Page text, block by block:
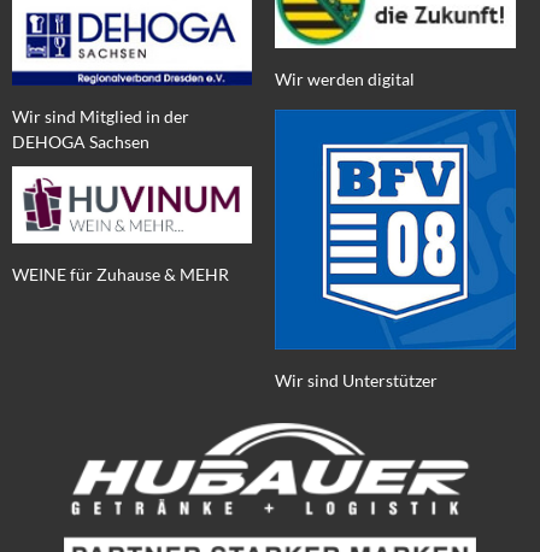
Wir sind Mitglied in der
DEHOGA Sachsen
WEINE für Zuhause & MEHR
Wir werden digital
Wir sind Unterstützer